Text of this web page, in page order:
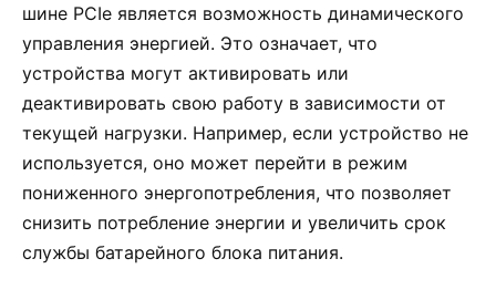
шине PCIe является возможность динамического
управления энергией. Это означает, что
устройства могут активировать или
деактивировать свою работу в зависимости от
текущей нагрузки. Например, если устройство не
используется, оно может перейти в режим
пониженного энергопотребления, что позволяет
снизить потребление энергии и увеличить срок
службы батарейного блока питания.